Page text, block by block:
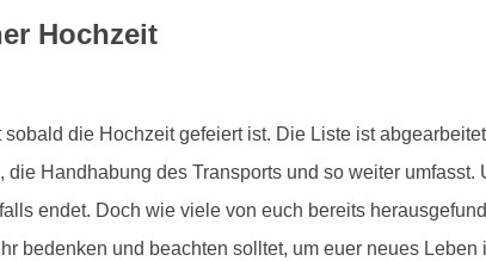
Hochzeit
die Hochzeit gefeiert ist. Die Liste ist
Handhabung des Transports und so weiter umfasst.
endet. Doch wie viele von euch bereits
bedenken und beachten solltet, um euer neues